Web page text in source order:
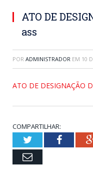
ATO DE
ass
POR ADMINISTRADOR EM 10
ATO DE DESIGNAÇÃO
COMPARTILHAR:
Twitter
Email